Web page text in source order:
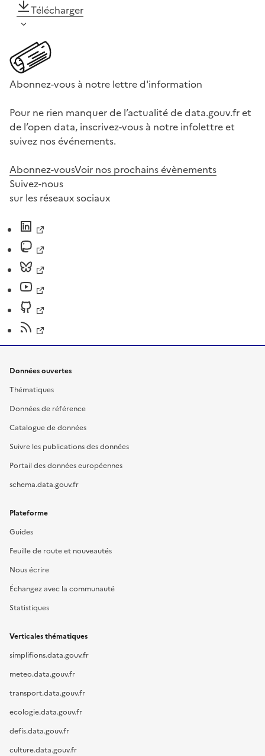
Télécharger
Abonnez-vous à notre lettre d'information
Pour ne rien manquer de l’actualité de data.gouv.fr et
de l’open data, inscrivez-vous à notre infolettre et
suivez nos événements.
Abonnez-vousVoir nos prochains évènements
Suivez-nous
sur les réseaux sociaux
Données ouvertes
Thématiques
Données de référence
Catalogue de données
Suivre les publications des données
Portail des données européennes
schema.data.gouv.fr
Plateforme
Guides
Feuille de route et nouveautés
Nous écrire
Échangez avec la communauté
Statistiques
Verticales thématiques
simplifions.data.gouv.fr
meteo.data.gouv.fr
transport.data.gouv.fr
ecologie.data.gouv.fr
defis.data.gouv.fr
culture.data.gouv.fr